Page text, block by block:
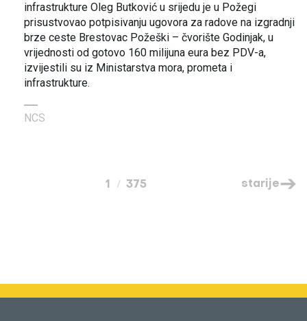
infrastrukture Oleg Butković u srijedu je u Požegi
prisustvovao potpisivanju ugovora za radove na izgradnji
brze ceste Brestovac Požeški – čvorište Godinjak, u
vrijednosti od gotovo 160 milijuna eura bez PDV-a,
izvijestili su iz Ministarstva mora, prometa i
infrastrukture.
NCS
1 375 starije